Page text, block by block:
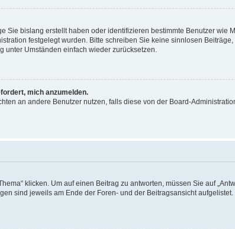
Sie bislang erstellt haben oder identifizieren bestimmte Benutzer wie
festgelegt wurden. Bitte schreiben Sie keine sinnlosen
Umständen einfach wieder zurücksetzen.
mich anzumelden.
an andere Benutzer nutzen, falls diese von der Board-
klicken. Um auf einen Beitrag zu antworten, müssen Sie auf
sind jeweils am Ende der Foren- und der Beitragsansicht aufgelistet.